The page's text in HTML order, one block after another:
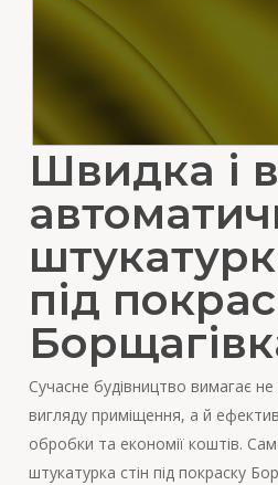
Швидка і
під
Сучасне будівництво вимагає
вигляду приміщення, а й
обробки та економії коштів.
штукатурка стін під покраску